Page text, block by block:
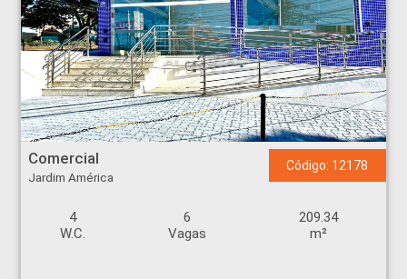
Comercial - Jardim América - Ribeirão Preto
Comercial
Jardim América
Código: 12178
4
W.C.
6
Vagas
209.34
m²